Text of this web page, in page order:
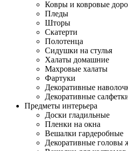
Ковры и ковровые
Пледы
Шторы
Скатерти
Полотенца
Сидушки на стулья
Халаты домашние
Махровые халаты
Фартуки
Декоративные
Декоративные
Предметы интерьера
Доски гладильные
Пленки на окна
Вешалки гардеробные
Декоративные головы